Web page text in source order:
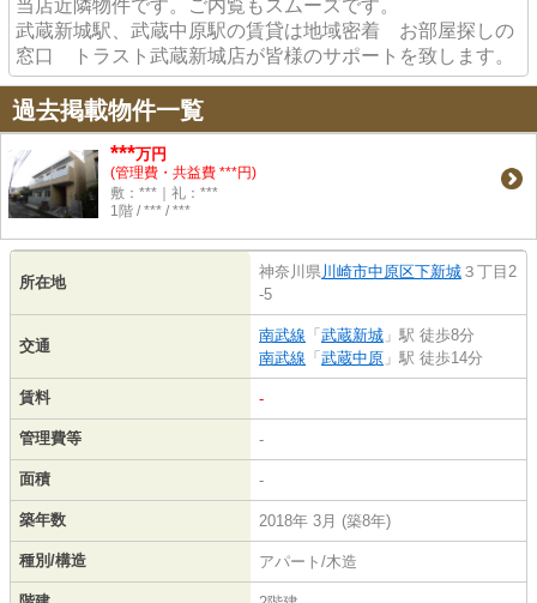
当店近隣物件です。ご内覧もスムーズです。
武蔵新城駅、武蔵中原駅の賃貸は地域密着 お部屋探しの
窓口 トラスト武蔵新城店が皆様のサポートを致します。
過去掲載物件一覧
***万円
(管理費・共益費 ***円)
敷：***｜礼：***
1階 / *** / ***
所在地
神奈川県川崎市中原区下新城 ３丁目2
-5
交通
南武線 「 武蔵新城 」駅 徒歩8分
南武線 「 武蔵中原 」駅 徒歩14分
賃料 -
管理費等 -
面積 -
築年数 2018年 3月 (築8年)
種別/構造 アパート/木造